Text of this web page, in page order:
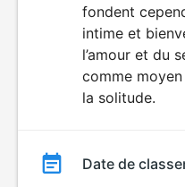
fondent
intime et
l’amour et du
comme
la solitude.
Date de